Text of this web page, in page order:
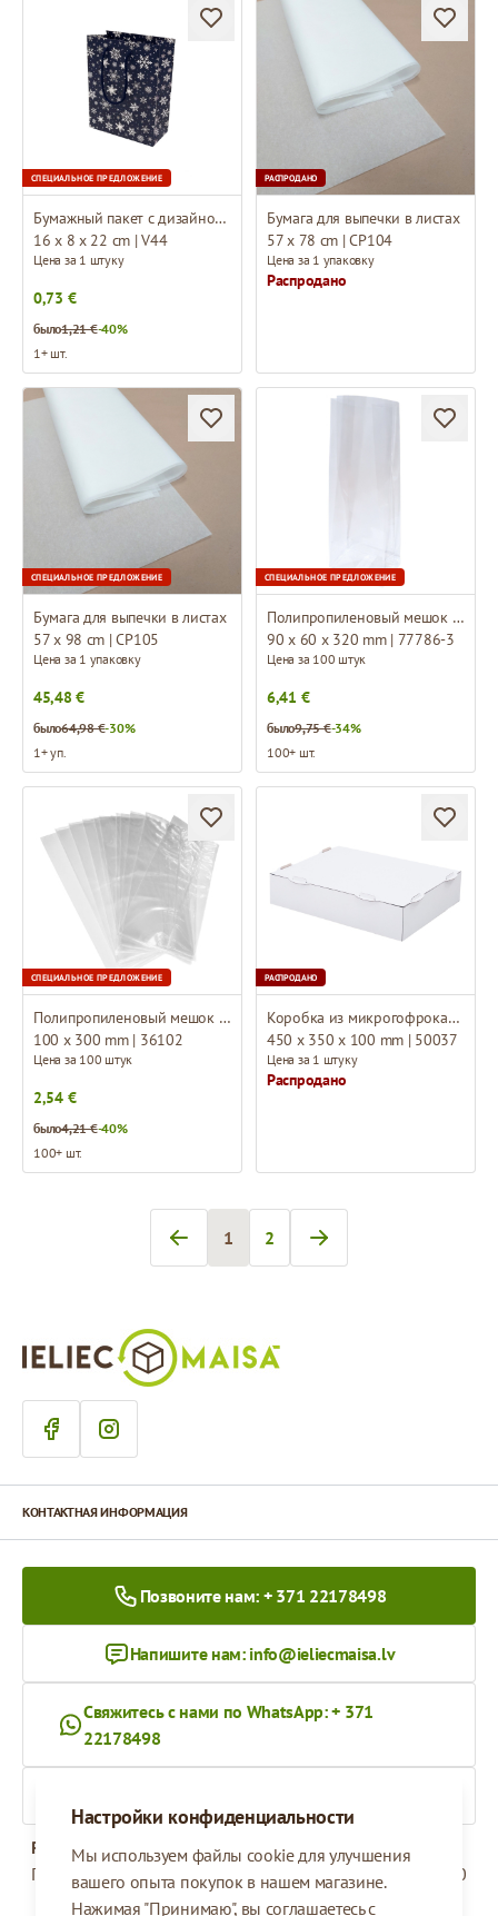
СПЕЦИАЛЬНОЕ ПРЕДЛОЖЕНИЕ
Бумажный пакет с дизайном и тканевыми ручками
16 x 8 x 22 cm | V44
Цена за 1 штуку
0,73 €
было1,21 €-40%
1+ шт.
РАСПРОДАНО
Бумага для выпечки в листах
57 x 78 cm | CP104
Цена за 1 упаковку
Распродано
СПЕЦИАЛЬНОЕ ПРЕДЛОЖЕНИЕ
Бумага для выпечки в листах
57 x 98 cm | CP105
Цена за 1 упаковку
45,48 €
было64,98 €-30%
1+ уп.
СПЕЦИАЛЬНОЕ ПРЕДЛОЖЕНИЕ
Полипропиленовый мешок с плоским дном
90 x 60 x 320 mm | 77786-3
Цена за 100 штук
6,41 €
было9,75 €-34%
100+ шт.
СПЕЦИАЛЬНОЕ ПРЕДЛОЖЕНИЕ
Полипропиленовый мешок без складки
100 x 300 mm | 36102
Цена за 100 штук
2,54 €
было4,21 €-40%
100+ шт.
РАСПРОДАНО
Коробка из микрогофрокартона
450 x 350 x 100 mm | 50037
Цена за 1 штуку
Распродано
Вы сейчас читаете страницу
1
Страница
2
Настройки конфиденциальности
Мы используем файлы cookie для улучшения
вашего опыта покупок в нашем магазине.
Нажимая "Принимаю", вы соглашаетесь с
КОНТАКТНАЯ ИНФОРМАЦИЯ
Позвоните нам: + 371 22178498
Напишите нам: info@ieliecmaisa.lv
Свяжитесь с нами по WhatsApp: + 371
22178498
Рабочее время
Понедельник - Пятница
09:00 - 17:00